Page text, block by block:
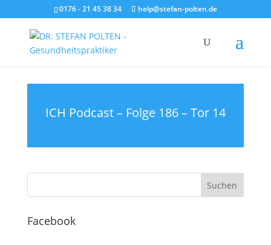
0176 - 21 45 38 34 help@stefan-polten.de
ICH Podcast – Folge 186 – Tor 14
Facebook